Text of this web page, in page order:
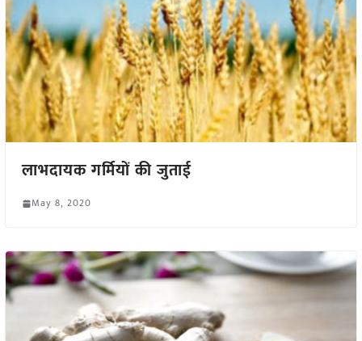
लाभदायक गर्मियों की जुताई
May 8, 2020